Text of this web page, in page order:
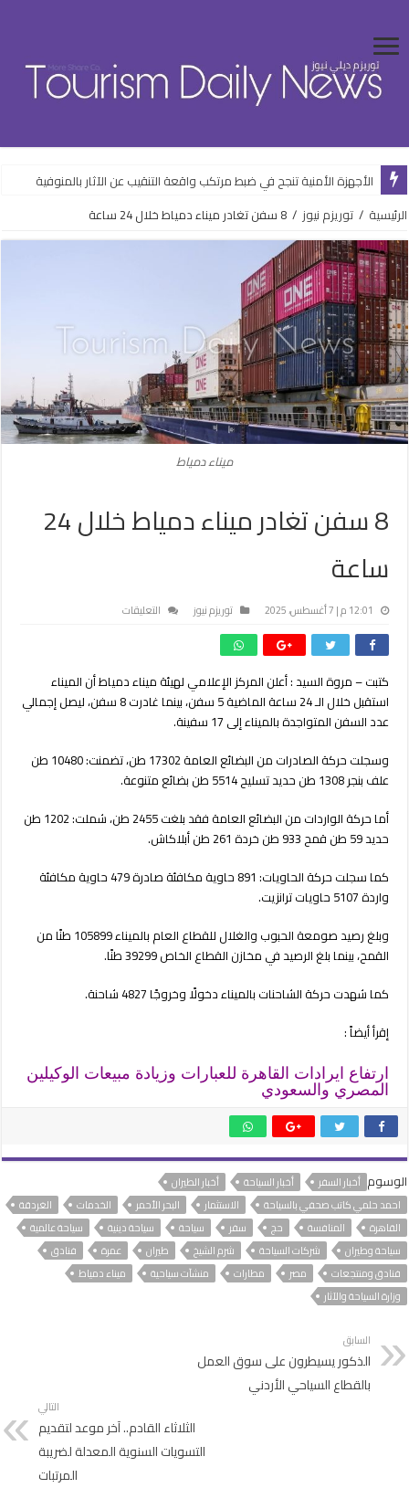
الأجهزة الأمنية تنجح في ضبط مرتكب واقعة التنقيب عن الآثار بالمنوفية
الرئيسية / توريزم نيوز / 8 سفن تغادر ميناء دمياط خلال 24 ساعة
ميناء دمياط
8 سفن تغادر ميناء دمياط خلال 24
ساعة
12:01 م | 7 أغسطس، 2025 توريزم نيوز التعليقات
ميناء
دمياط
ساعة
كتبت – مروة السيد : أعلن المركز الإعلامي لهيئة ميناء دمياط أن الميناء
استقبل خلال الـ 24 ساعة الماضية 5 سفن، بينما غادرت 8 سفن، ليصل إجمالي
عدد السفن المتواجدة بالميناء إلى 17 سفينة.
وسجلت حركة الصادرات من البضائع العامة 17302 طن، تضمنت: 10480 طن
علف بنجر 1308 طن حديد تسليح 5514 طن بضائع متنوعة.
أما حركة الواردات من البضائع العامة فقد بلغت 2455 طن، شملت: 1202 طن
حديد 59 طن قمح 933 طن خردة 261 طن أبلاكاش.
كما سجلت حركة الحاويات: 891 حاوية مكافئة صادرة 479 حاوية مكافئة
واردة 5107 حاويات ترانزيت.
وبلغ رصيد صومعة الحبوب والغلال للقطاع العام بالميناء 105899 طنًا من
القمح، بينما بلغ الرصيد في مخازن القطاع الخاص 39299 طنًا.
كما شهدت حركة الشاحنات بالميناء دخولًا وخروجًا 4827 شاحنة.
إقرأ أيضاً :
ارتفاع ايرادات القاهرة للعبارات وزيادة مبيعات الوكيلين
المصري والسعودي
الوسوم أخبار السفر أخبار السياحة
أخبار الطيران
احمد حلمي كاتب صحفي بالسياحة
الاستثمار البحر الأحمر الخدمات
الغردقة
القاهرة
المنافسة حج سفر سياحة سياحة دينية
سياحة عالمية
سياحة وطيران
شركات السياحة شرم الشيخ طيران عمرة
فنادق
فنادق ومنتجعات
مصر مطارات منشآت سياحية
ميناء دمياط
وزارة السياحة والآثار
السابق
الذكور يسيطرون على سوق العمل
بالقطاع السياحي الأردني
التالي
الثلاثاء القادم.. آخر موعد لتقديم
التسويات السنوية المعدلة لضريبة
المرتبات